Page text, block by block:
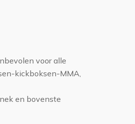
voor alle
kickboksen-MMA,
en bovenste